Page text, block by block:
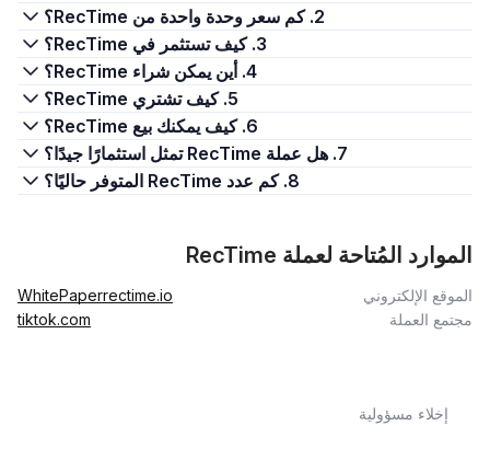
2. كم سعر وحدة واحدة من RecTime؟
3. كيف تستثمر في RecTime؟
4. أين يمكن شراء RecTime؟
5. كيف تشتري RecTime؟
6. كيف يمكنك بيع RecTime؟
7. هل عملة RecTime تمثل استثمارًا جيدًا؟
8. كم عدد RecTime المتوفر حاليًا؟
الموارد المُتاحة لعملة RecTime
الموقع الإلكتروني rectime.io
WhitePaper
مجتمع العملة
tiktok.com
إخلاء مسؤولية